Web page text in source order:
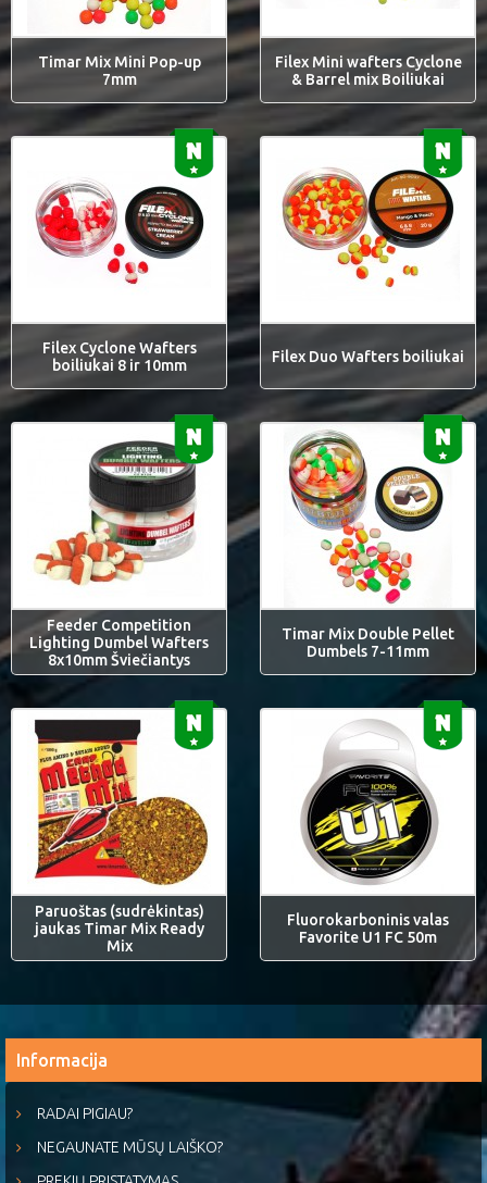
Timar Mix Mini Pop-up
7mm
Filex Mini wafters Cyclone
& Barrel mix Boiliukai
Filex Cyclone Wafters
boiliukai 8 ir 10mm
Filex Duo Wafters boiliukai
Feeder Competition
Lighting Dumbel Wafters
8x10mm Šviečiantys
Timar Mix Double Pellet
Dumbels 7-11mm
Paruoštas (sudrėkintas)
jaukas Timar Mix Ready
Mix
Fluorokarboninis valas
Favorite U1 FC 50m
Informacija
RADAI PIGIAU?
NEGAUNATE MŪSŲ LAIŠKO?